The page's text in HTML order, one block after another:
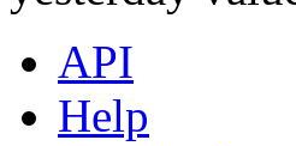
API
Help